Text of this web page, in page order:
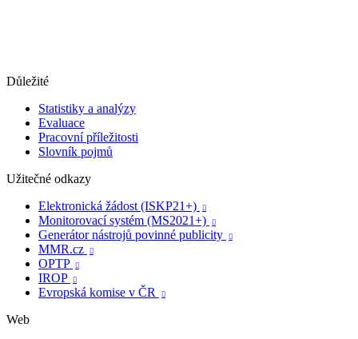
Důležité
Statistiky a analýzy
Evaluace
Pracovní příležitosti
Slovník pojmů
Užitečné odkazy
Elektronická žádost (ISKP21+)

Monitorovací systém (MS2021+) 
Generátor nástrojů povinné publicity 
MMR.cz 
OPTP 
IROP 
Evropská komise v ČR 
Web